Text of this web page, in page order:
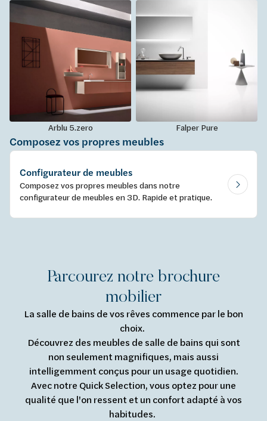
Arblu 5.zero Falper Pure
Composez vos propres meubles
Configurateur de meubles
Composez vos propres meubles dans notre
configurateur de meubles en 3D. Rapide et pratique.
Parcourez notre brochure
mobilier
La salle de bains de vos rêves commence par le bon
choix.
Découvrez des meubles de salle de bains qui sont
non seulement magnifiques, mais aussi
intelligemment conçus pour un usage quotidien.
Avec notre Quick Selection, vous optez pour une
qualité que l'on ressent et un confort adapté à vos
habitudes.